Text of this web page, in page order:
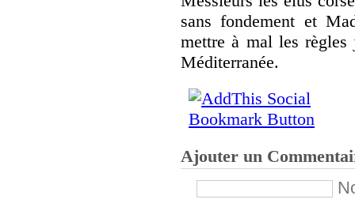
sans fondement et
mettre à mal les règles
Méditerranée.
Ajouter un